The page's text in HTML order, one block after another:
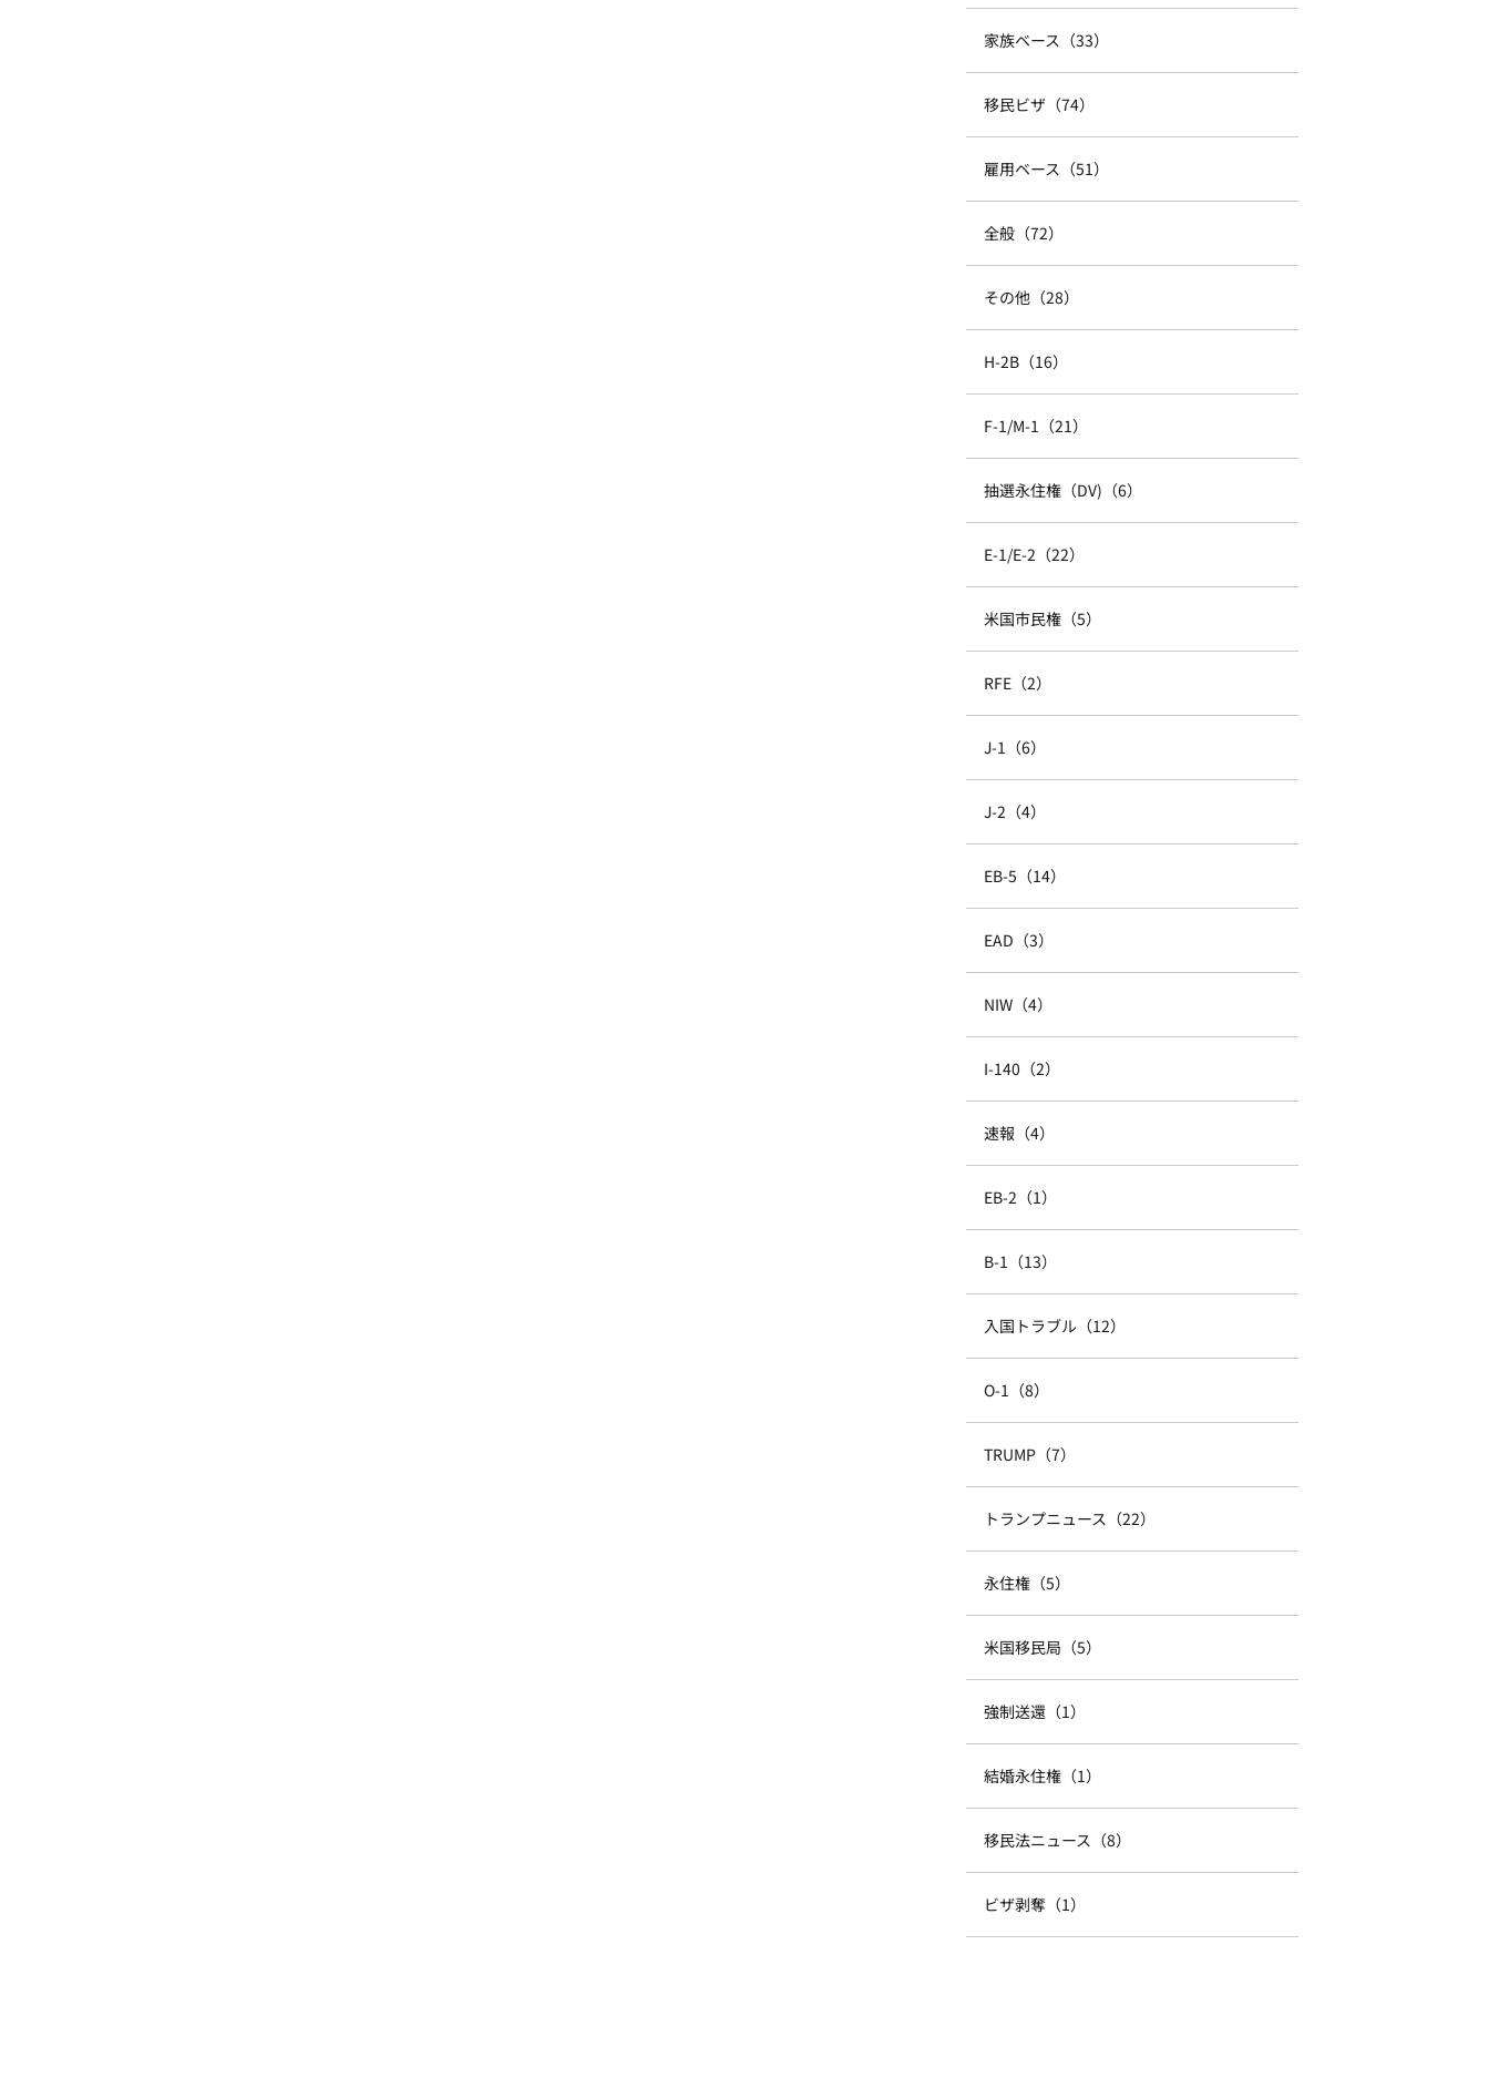
家族ベース（33）
移民ビザ（74）
雇用ベース（51）
全般（72）
その他（28）
H-2B（16）
F-1/M-1（21）
抽選永住権（DV)（6）
E-1/E-2（22）
米国市民権（5）
RFE（2）
J-1（6）
J-2（4）
EB-5（14）
EAD（3）
NIW（4）
I-140（2）
速報（4）
EB-2（1）
B-1（13）
入国トラブル（12）
O-1（8）
TRUMP（7）
トランプニュース（22）
永住権（5）
米国移民局（5）
強制送還（1）
結婚永住権（1）
移民法ニュース（8）
ビザ剥奪（1）